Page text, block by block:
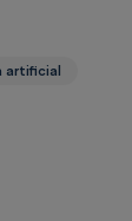
artificial